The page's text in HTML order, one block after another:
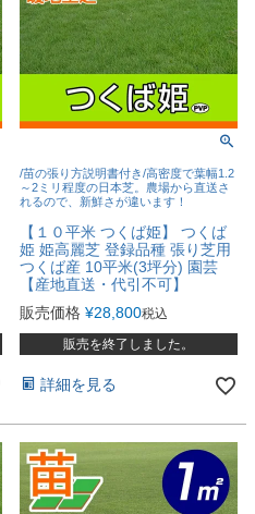
/苗の張り方説明書付き/高密度で葉幅1.2
～2ミリ程度の日本芝。農場から直送さ
れるので、新鮮さが違います！
【１０平米 つくば姫】 つくば
姫 姫高麗芝 登録品種 張り芝用
つくば産 10平米(3坪分) 園芸
【産地直送・代引不可】
販売価格 ¥28,800税込
販売を終了しました。
詳細を見る